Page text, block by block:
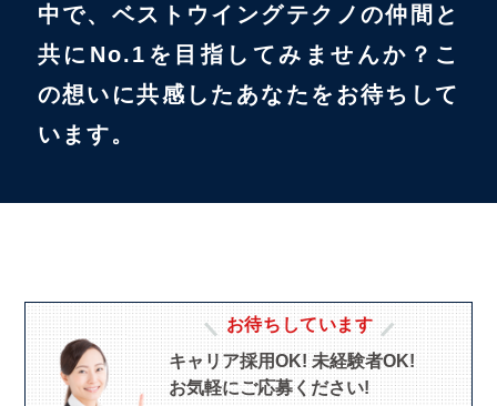
中で、ベストウイングテクノの仲間と
共にNo.1を目指してみませんか？こ
の想いに共感したあなたをお待ちして
います。
お待ちしています
キャリア採用OK! 未経験者OK!
お気軽にご応募ください!